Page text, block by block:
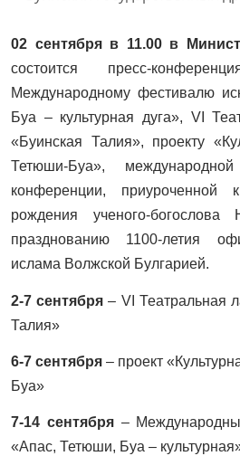
02 сентября в 11.00 в
состоится пресс-
Международному фестивалю
Буа – культурная дуга», VI
«Буинская Талия», проекту
Тетюши-Буа», международной
конференции,
рождения ученого-
празднованию 1100-летия
ислама Волжской Булгарией.
2-7 сентября – VI Театральная
Талия»
6-7 сентября – проект
Буа»
7-14 сентября–
«Апас, Тетюши, Буа –